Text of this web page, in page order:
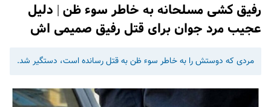
رفیق کشی مسلحانه به خاطر سوء ظن | دلیل
عجیب مرد جوان برای قتل رفیق صمیمی اش
مردی که دوستش را به خاطر سوء ظن به قتل رسانده است، دستگیر شد.